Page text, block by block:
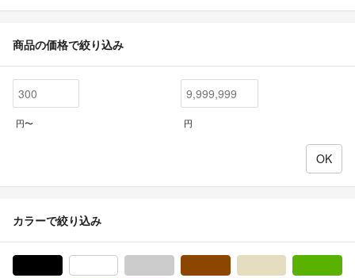
商品の価格で絞り込み
円〜 円
カラーで絞り込み